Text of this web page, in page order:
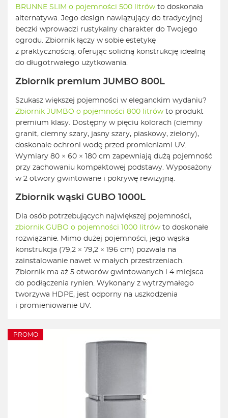
BRUNNE SLIM o pojemności 500 litrów to doskonała
alternatywa. Jego design nawiązujący do tradycyjnej
beczki wprowadzi rustykalny charakter do Twojego
ogrodu. Zbiornik łączy w sobie estetykę
z praktycznością, oferując solidną konstrukcję idealną
do długotrwałego użytkowania.
Zbiornik premium JUMBO 800L
Szukasz większej pojemności w eleganckim wydaniu?
Zbiornik JUMBO o pojemności 800 litrów to produkt
premium klasy. Dostępny w pięciu kolorach (ciemny
granit, ciemny szary, jasny szary, piaskowy, zielony),
doskonale ochroni wodę przed promieniami UV.
Wymiary 80 × 60 × 180 cm zapewniają dużą pojemność
przy zachowaniu kompaktowej podstawy. Wyposażony
w 2 otwory gwintowane i pokrywę rewizyjną.
Zbiornik wąski GUBO 1000L
Dla osób potrzebujących największej pojemności,
zbiornik GUBO o pojemności 1000 litrów to doskonałe
rozwiązanie. Mimo dużej pojemności, jego wąska
konstrukcja (79,2 × 79,2 × 196 cm) pozwala na
zainstalowanie nawet w małych przestrzeniach.
Zbiornik ma aż 5 otworów gwintowanych i 4 miejsca
do podłączenia rynien. Wykonany z wytrzymałego
tworzywa HDPE, jest odporny na uszkodzenia
i promieniowanie UV.
PROMO